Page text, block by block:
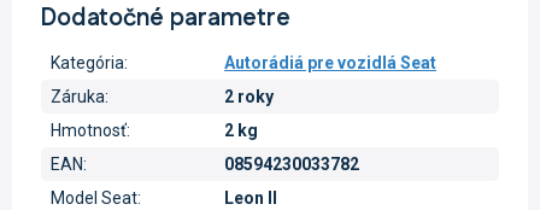
Dodatočné parametre
Kategória:
Autorádiá pre vozidlá Seat
Záruka:
2 roky
Hmotnosť:
2 kg
EAN:
08594230033782
Model Seat:
Leon II